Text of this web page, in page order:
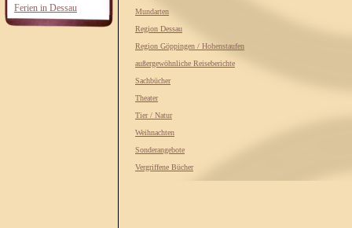
Ferien in Dessau
Mundarten
Region Dessau
Region Göppingen / Hohenstaufen
außergewöhnliche Reiseberichte
Sachbücher
Theater
Tier / Natur
Weihnachten
Sonderangebote
Vergriffene Bücher